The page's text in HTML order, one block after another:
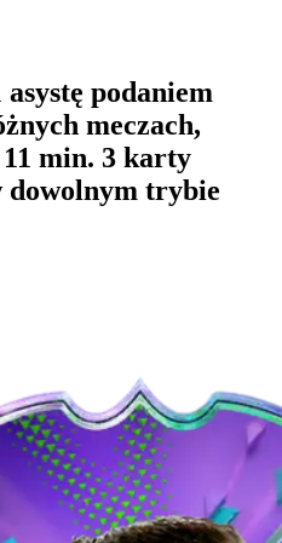
podaniem
meczach,
min. 3 karty
dowolnym trybie